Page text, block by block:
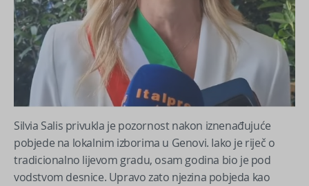
Silvia Salis privukla je pozornost nakon iznenađujuće
pobjede na lokalnim izborima u Genovi. Iako je riječ o
tradicionalno lijevom gradu, osam godina bio je pod
vodstvom desnice. Upravo zato njezina pobjeda kao